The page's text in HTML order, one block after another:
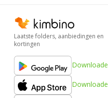
Laatste folders, aanbiedingen en
kortingen